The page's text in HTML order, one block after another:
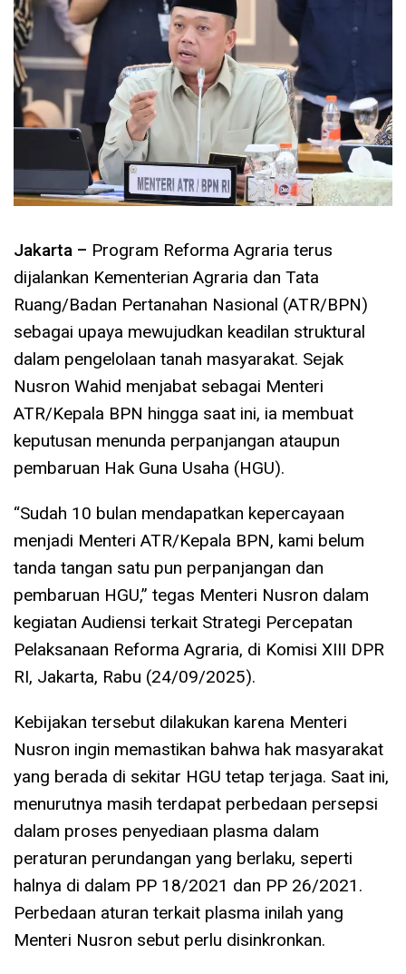
Jakarta – Program Reforma Agraria terus
dijalankan Kementerian Agraria dan Tata
Ruang/Badan Pertanahan Nasional (ATR/BPN)
sebagai upaya mewujudkan keadilan struktural
dalam pengelolaan tanah masyarakat. Sejak
Nusron Wahid menjabat sebagai Menteri
ATR/Kepala BPN hingga saat ini, ia membuat
keputusan menunda perpanjangan ataupun
pembaruan Hak Guna Usaha (HGU).
“Sudah 10 bulan mendapatkan kepercayaan
menjadi Menteri ATR/Kepala BPN, kami belum
tanda tangan satu pun perpanjangan dan
pembaruan HGU,” tegas Menteri Nusron dalam
kegiatan Audiensi terkait Strategi Percepatan
Pelaksanaan Reforma Agraria, di Komisi XIII DPR
RI, Jakarta, Rabu (24/09/2025).
Kebijakan tersebut dilakukan karena Menteri
Nusron ingin memastikan bahwa hak masyarakat
yang berada di sekitar HGU tetap terjaga. Saat ini,
menurutnya masih terdapat perbedaan persepsi
dalam proses penyediaan plasma dalam
peraturan perundangan yang berlaku, seperti
halnya di dalam PP 18/2021 dan PP 26/2021.
Perbedaan aturan terkait plasma inilah yang
Menteri Nusron sebut perlu disinkronkan.